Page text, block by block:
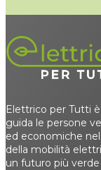
Elettrico per Tutti
guida le persone
ed economiche
della mobilità
un futuro più